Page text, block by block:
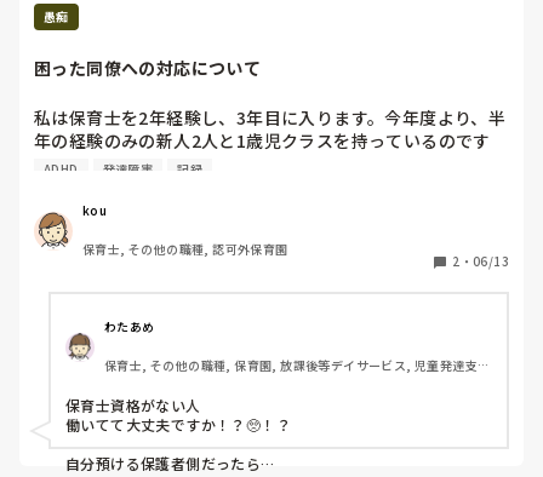
の対応も他クラスの先生がしているほど）なのでその状態で
2,3人抜けて幼児の補助に行くと結構キツイ状態になりま
す。（10人ほどの乳児を先生2人+全く見ない先生2人）です
が、主任、園長ともに乳児の先生にはそんな時間作ってくれ
ません。まぁ2人は勝手にしているのですがあるクラスの担
任の先生2人は自分たちで時間を見つけて上手いことしてく
れています。なのでその先生たちだけ子どもを見ずに事務仕
事をする時間は一切ありません。もちろん私にも作ってくれ
正社員の先生が大変な仕事量なのは分かっていますが、、、
ただ、それだけのことです。
穴がボコボコ空いているのに放置している。誰かが、足をつま
にしているなら、それ以上仕事環境を見直す考えはない、とも
受け取れます。
なぜ、誰も声をあげないのか。
そのような流れが、何年続いていますか？もし何年もそれなら
ば、この先も変わる余地はない。
上が変わんなきゃ変わんないわ。
正社員だから正社員がやる仕事があるだけ。それの対価を頂く
んだから、やることはやれ、って話でさ。
だけど、子どもを全然見ないで事務仕事だけするんだったら、
みんなで一度、保育の見直しをしてくれたらいいのにね。
きっと、無駄がある。
愚痴
困った同僚への対応について
私は保育士を2年経験し、3年目に入ります。今年度より、半
年の経験のみの新人2人と1歳児クラスを持っているのです
が、その内の1人が失礼ですが恐らく発達障害かなにか持っ
と同じ間違いを何度も起こします。
また、身体の使い方もとても下手なようで、子どもへのサポ
ートも力が強かったり、抱っこが変だったりと、保育者とし
ちなみに2人とも保育士資格はありませんし、30代後半で歳
上です。
一瞬でも目を離すとその人自身が子どもへの不注意で危険に
晒したりしてるので、子どもを見つつ、その人の動向を見つ
つとなるとかなり疲弊しています。
上司は今年一年は人手不足からその人には働いて欲しいらし
ADHD 発達障害 記録
kou
保育士, その他の職種, 認可外保育園
2 ・ 06/13
わたあめ
保育士, その他の職種, 保育園, 放課後等デイサービス, 児童発達支援
保育士資格がない人
働いてて大丈夫ですか！？🥺！？
自分預ける保護者側だったら